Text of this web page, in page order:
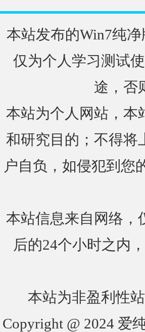
本站发布的Win7纯
仅为个人学习测试
途，否
本站为个人网站，本
和研究目的；不得将
户自负，如侵犯到您
本站信息来自网络，
后的24个小时之内
本站为非盈利性
Copyright @ 2024 爱